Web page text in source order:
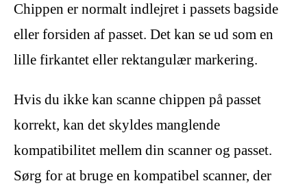
Chippen er normalt indlejret i passets bagside
eller forsiden af passet. Det kan se ud som en
lille firkantet eller rektangulær markering.
Hvis du ikke kan scanne chippen på passet
korrekt, kan det skyldes manglende
kompatibilitet mellem din scanner og passet.
Sørg for at bruge en kompatibel scanner, der